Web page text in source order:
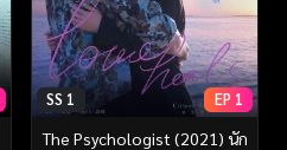
SS 1 EP 1
The Psychologist (2021) นัก